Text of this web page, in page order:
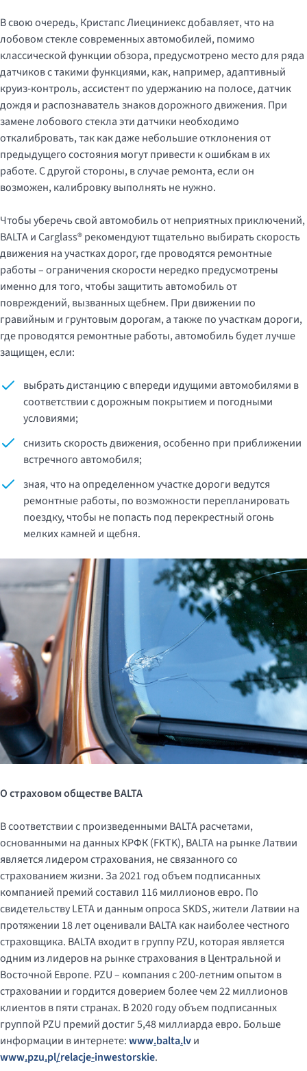
В свою очередь, Кристапс Лиециниекс добавляет, что на
лобовом стекле современных автомобилей, помимо
классической функции обзора, предусмотрено место для ряда
датчиков с такими функциями, как, например, адаптивный
круиз-контроль, ассистент по удержанию на полосе, датчик
дождя и распознаватель знаков дорожного движения. При
замене лобового стекла эти датчики необходимо
откалибровать, так как даже небольшие отклонения от
предыдущего состояния могут привести к ошибкам в их
работе. С другой стороны, в случае ремонта, если он
возможен, калибровку выполнять не нужно.
Чтобы уберечь свой автомобиль от неприятных приключений,
BALTA и Carglass® рекомендуют тщательно выбирать скорость
движения на участках дорог, где проводятся ремонтные
работы – ограничения скорости нередко предусмотрены
именно для того, чтобы защитить автомобиль от
повреждений, вызванных щебнем. При движении по
гравийным и грунтовым дорогам, а также по участкам дороги,
где проводятся ремонтные работы, автомобиль будет лучше
защищен, если:
выбрать дистанцию ​​с впереди идущими автомобилями в
соответствии с дорожным покрытием и погодными
условиями;
снизить скорость движения, особенно при приближении
встречного автомобиля;
зная, что на определенном участке дороги ведутся
ремонтные работы, по возможности перепланировать
поездку, чтобы не попасть под перекрестный огонь
мелких камней и щебня.
О страховом обществеBALTA
В соответствии с произведенными BALTA расчетами,
основанными на данных КРФК (FKTK), BALTA на рынке Латвии
является лидером страхования, не связанного со
страхованием жизни. За 2021 год объем подписанных
компанией премий составил 116 миллионов евро. По
свидетельству LETA и данным опроса SKDS, жители Латвии на
протяжении 18 лет оценивали BALTA как наиболее честного
страховщика. BALTA входит в группу PZU, которая является
одним из лидеров на рынке страхования в Центральной и
Восточной Европе. PZU – компания с 200-летним опытом в
страховании и гордится доверием более чем 22 миллионов
клиентов в пяти странах. В 2020 году объем подписанных
группой PZU премий достиг 5,48 миллиарда евро. Больше
информации в интернете:www.balta.lvи
www.pzu.pl/relacje-inwestorskie.